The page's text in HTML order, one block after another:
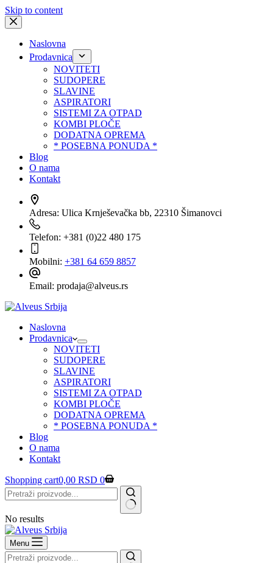
Skip to content
Naslovna
Prodavnica
NOVITETI
SUDOPERE
SLAVINE
ASPIRATORI
SISTEMI ZA OTPAD
KOMBI PLOČE
DODATNA OPREMA
* POSEBNA PONUDA *
Blog
O nama
Kontakt
Adresa: Ulica Krnješevačka bb, 22310 Šimanovci
Telefon: +381 (0)22 480 175
Mobilni: +381 64 659 8857
Email: prodaja@alveus.rs
Naslovna
Prodavnica
NOVITETI
SUDOPERE
SLAVINE
ASPIRATORI
SISTEMI ZA OTPAD
KOMBI PLOČE
DODATNA OPREMA
* POSEBNA PONUDA *
Blog
O nama
Kontakt
Shopping cart0,00 RSD 0
No results
Menu